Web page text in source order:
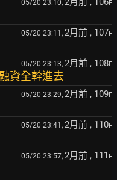
05/20 23:10, F
05/20 23:11, 2月前 , 107F
05/20 23:13, 2月前 , 108F
資全幹進去
05/20 23:29, 2月前 , 109F
05/20 23:41, 2月前 , 110F
05/20 23:57, 2月前 , 111 F